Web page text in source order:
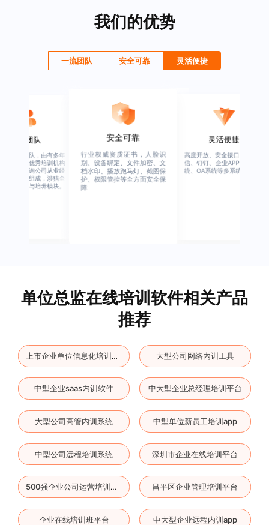
我们的优势
一流团队 安全可靠 灵活便捷
安全可靠
业权威资质证书，人脸识
、设备绑定、文件加密、文
水印、播放跑马灯、截图保
、权限管控等全方面安全保
灵活便捷
高度开放、安全接口、支持微
信、钉钉、企业APP、HER系
统、OA系统等多系统集成
一流团队
绚星客户成功团队，由有多
企业从业经验、优秀培训
从业经验，及咨询公司从
单位总监在线培训软件相关产品
推荐
上市企业单位信息化培训系统 大型公司网络内训工具
中型企业saas内训软件 中大型企业总经理培训平台
大型公司高管内训系统 中型单位新员工培训app
中型公司远程培训系统 深圳市企业在线培训平台
500强企业公司运营培训软件 昌平区企业管理培训平台
企业在线培训班平台 中大型企业远程内训app